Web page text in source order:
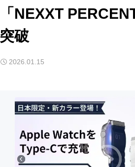
「NEXXT
突破
2026.01.15